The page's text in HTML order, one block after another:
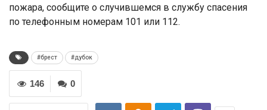
пожара, сообщите о случившемся в службу спасения
по телефонным номерам 101 или 112.
#брест #дубок
0
146